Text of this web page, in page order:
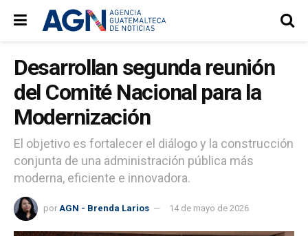
Desarrollan segunda reunión
del Comité Nacional para la
Modernización
El objetivo es fortalecer el diálogo y la construcción
conjunta de una administración pública más
moderna, eficiente e innovadora.
por AGN - Brenda Larios 14 de mayo de 2026